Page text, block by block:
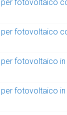
fotovoltaico
fotovoltaico
fotovoltaico in
fotovoltaico in